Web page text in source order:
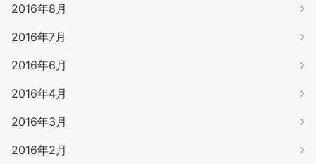
2016年8月
2016年7月
2016年6月
2016年4月
2016年3月
2016年2月